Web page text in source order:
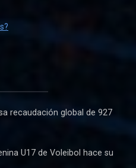
recaudación global de 927
U17 de Voleibol hace su